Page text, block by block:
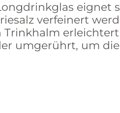
eignet
verfeinert
Trinkhalm
umgerührt, um